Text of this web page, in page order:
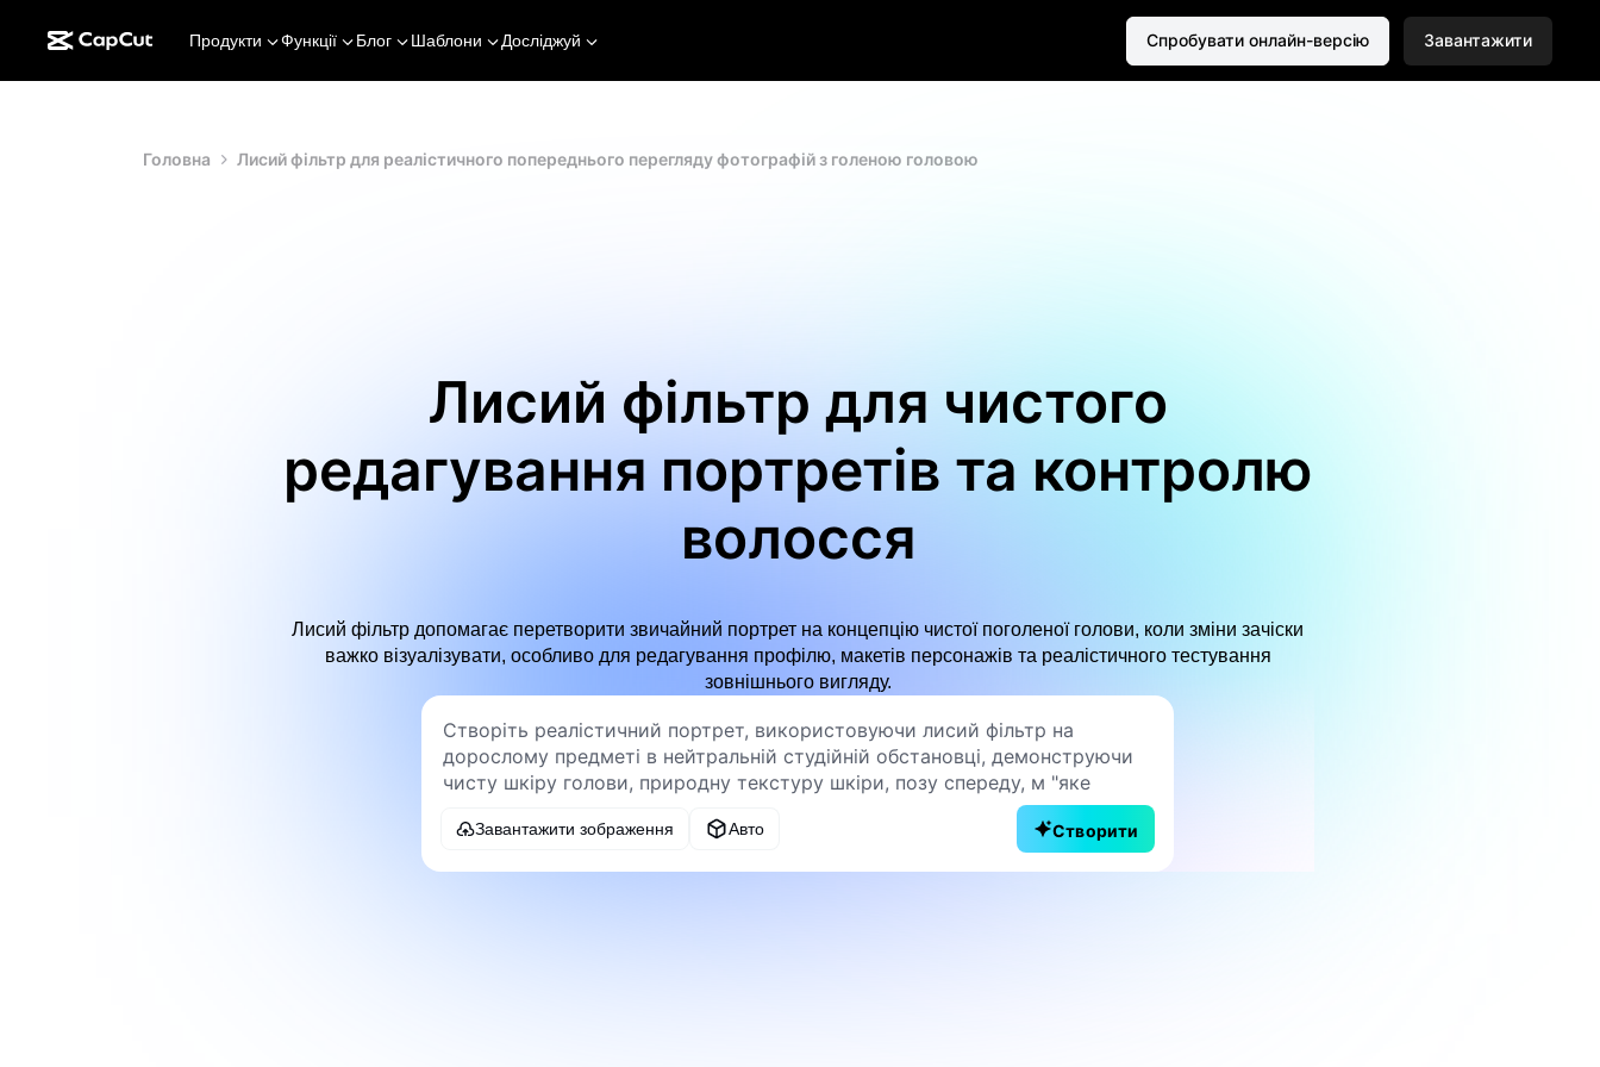
Продукти Функції Блог Шаблони Досліджуй Спробувати онлайн-версію Завантажити
Головна Лисий фільтр для реалістичного попереднього перегляду фотографій з голеною головою
Лисий фільтр для чистого
редагування портретів та контролю
волосся
Лисий фільтр допомагає перетворити звичайний портрет на концепцію чистої поголеної голови, коли зміни зачіски
важко візуалізувати, особливо для редагування профілю, макетів персонажів та реалістичного тестування
зовнішнього вигляду.
Завантажити зображення Авто Створити